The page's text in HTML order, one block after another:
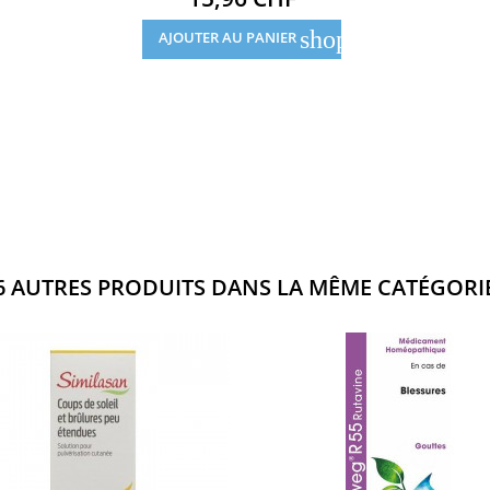
AJOUTER AU PANIER shopping_cart
AUTRES PRODUITS DANS LA MÊME